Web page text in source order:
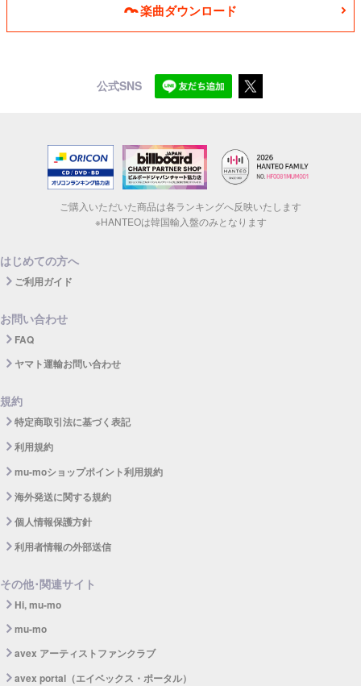
楽曲ダウンロード
公式SNS
ご購入いただいた商品は各ランキングへ反映いたします
※HANTEOは韓国輸入盤のみとなります
はじめての方へ
ご利用ガイド
お問い合わせ
FAQ
ヤマト運輸お問い合わせ
規約
特定商取引法に基づく表記
利用規約
mu-moショップポイント利用規約
海外発送に関する規約
個人情報保護方針
利用者情報の外部送信
その他･関連サイト
Hi, mu-mo
mu-mo
avex アーティストファンクラブ
avex portal（エイベックス・ポータル）